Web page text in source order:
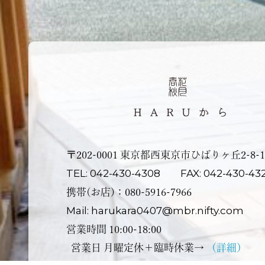
〒202-0001 東京都⻄東京市ひばりヶ丘2-8-
TEL: 042-430-4308 FAX: 042-430-
携帯(お店)：080-5916-7966
Mail: harukara0407@mbr.nifty.com
営業時間 10:00-18:00
営業⽇ ⽉曜定休＋臨時休業→
（詳細）